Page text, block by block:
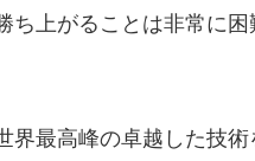
ち上がることは非常に
界最高峰の卓越した技